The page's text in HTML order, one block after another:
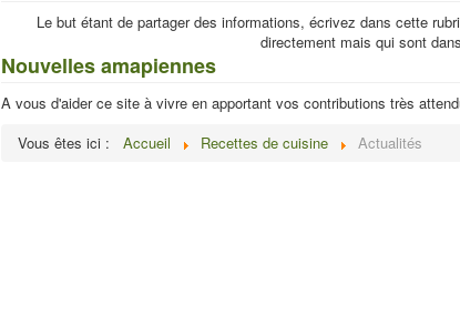
Le but étant de partager des informations, écrivez dans cette
directement mais qui sont
Nouvelles amapiennes
A vous d'aider ce site à vivre en apportant vos contributions très
Vous êtes ici :
Accueil Recettes de cuisine Actualités